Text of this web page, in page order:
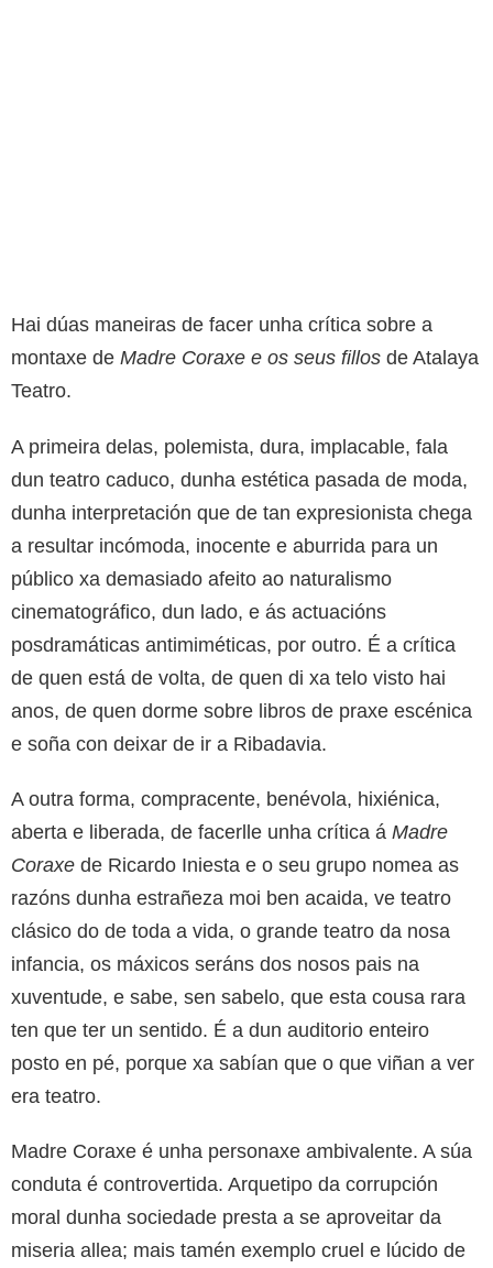
Hai dúas maneiras de facer unha crítica sobre a
montaxe de Madre Coraxe e os seus fillos de Atalaya
Teatro.
A primeira delas, polemista, dura, implacable, fala
dun teatro caduco, dunha estética pasada de moda,
dunha interpretación que de tan expresionista chega
a resultar incómoda, inocente e aburrida para un
público xa demasiado afeito ao naturalismo
cinematográfico, dun lado, e ás actuacións
posdramáticas antimiméticas, por outro. É a crítica
de quen está de volta, de quen di xa telo visto hai
anos, de quen dorme sobre libros de praxe escénica
e soña con deixar de ir a Ribadavia.
A outra forma, compracente, benévola, hixiénica,
aberta e liberada, de facerlle unha crítica á Madre
Coraxe de Ricardo Iniesta e o seu grupo nomea as
razóns dunha estrañeza moi ben acaida, ve teatro
clásico do de toda a vida, o grande teatro da nosa
infancia, os máxicos seráns dos nosos pais na
xuventude, e sabe, sen sabelo, que esta cousa rara
ten que ter un sentido. É a dun auditorio enteiro
posto en pé, porque xa sabían que o que viñan a ver
era teatro.
Madre Coraxe é unha personaxe ambivalente. A súa
conduta é controvertida. Arquetipo da corrupción
moral dunha sociedade presta a se aproveitar da
miseria allea; mais tamén exemplo cruel e lúcido de